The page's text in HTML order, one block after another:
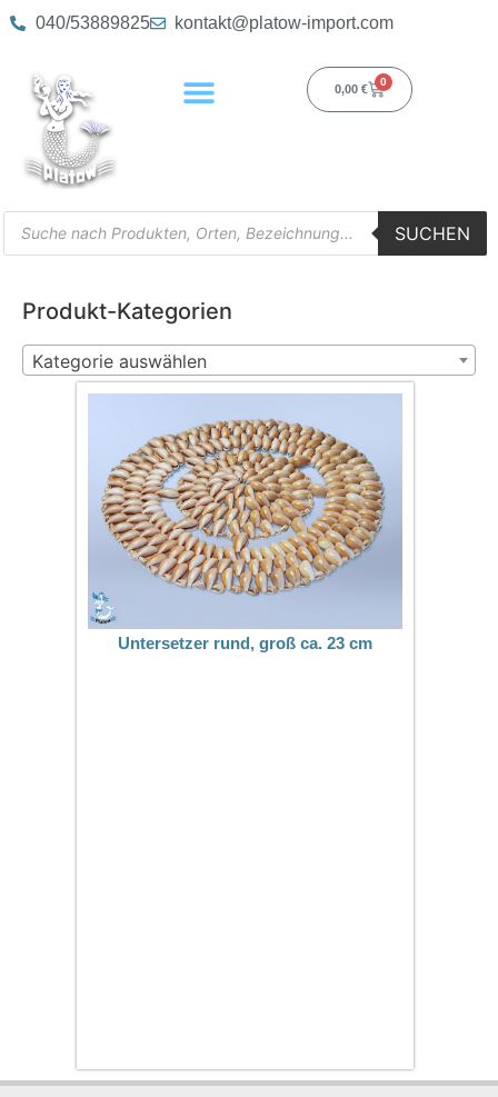
040/53889825 kontakt@platow-import.com
0,00 €
0
SUCHEN
Produkt-Kategorien
Kategorie auswählen
Untersetzer rund, groß ca. 23 cm